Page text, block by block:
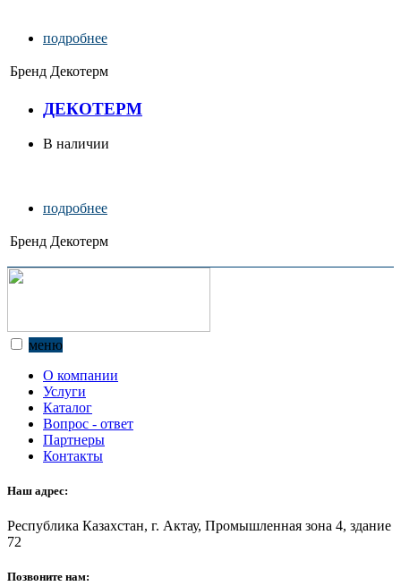
подробнее
Бренд Декотерм
ДЕКОТЕРМ
В наличии
подробнее
Бренд Декотерм
меню
О компании
Услуги
Каталог
Вопрос - ответ
Партнеры
Контакты
Наш адрес:
Республика Казахстан, г. Актау, Промышленная зона 4, здание
72
Позвоните нам: